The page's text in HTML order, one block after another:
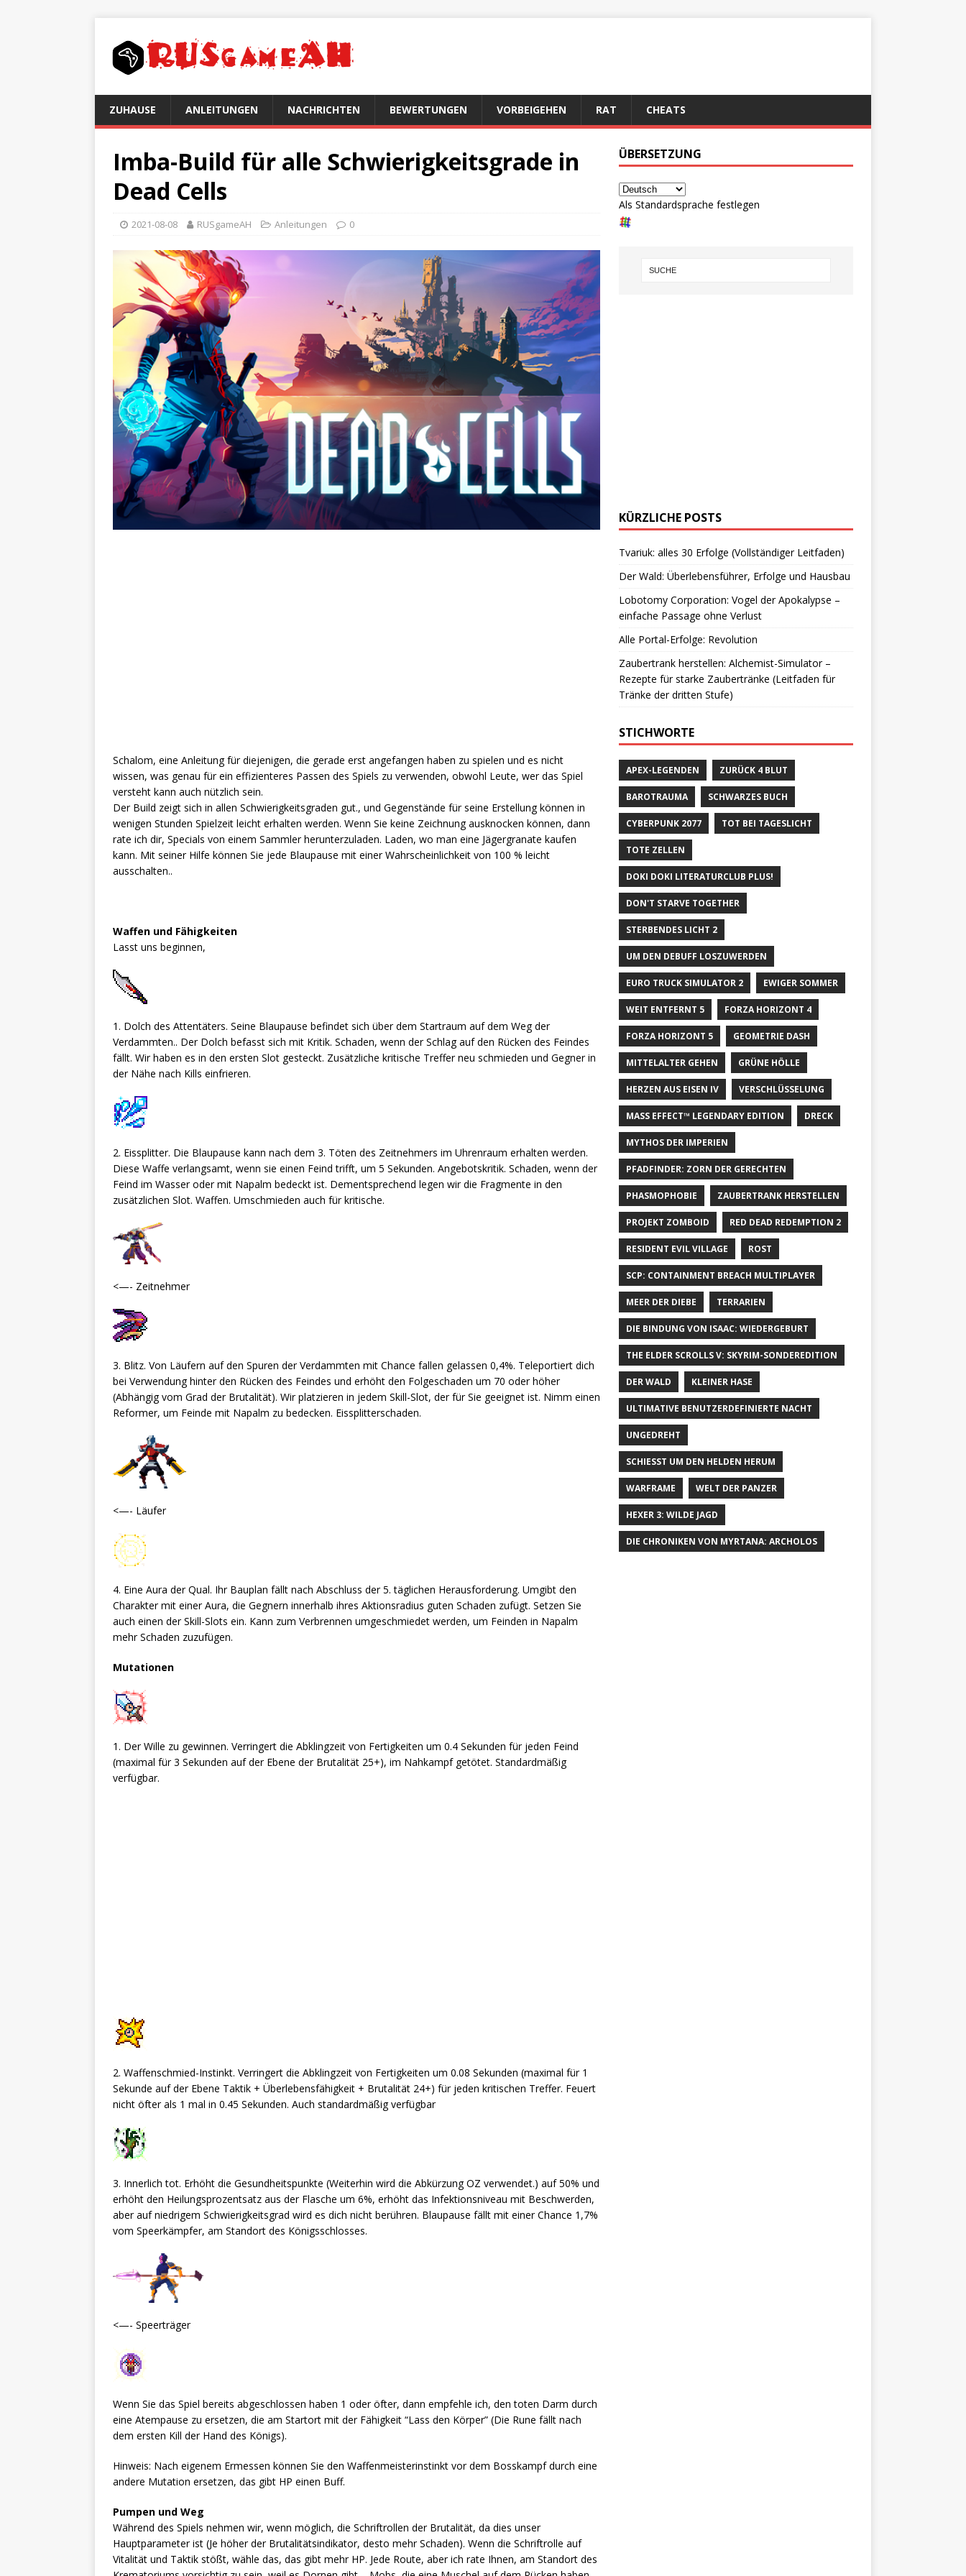
ZUHAUSE ANLEITUNGEN NACHRICHTEN BEWERTUNGEN VORBEIGEHEN RAT CHEATS
Imba-Build für alle Schwierigkeitsgrade in
Dead Cells
2021-08-08 RUSgameAH Anleitungen 0
Schalom, eine Anleitung für diejenigen, die gerade erst angefangen haben zu spielen und es nicht
wissen, was genau für ein effizienteres Passen des Spiels zu verwenden, obwohl Leute, wer das Spiel
versteht kann auch nützlich sein.
Der Build zeigt sich in allen Schwierigkeitsgraden gut., und Gegenstände für seine Erstellung können in
wenigen Stunden Spielzeit leicht erhalten werden. Wenn Sie keine Zeichnung ausknocken können, dann
rate ich dir, Specials von einem Sammler herunterzuladen. Laden, wo man eine Jägergranate kaufen
kann. Mit seiner Hilfe können Sie jede Blaupause mit einer Wahrscheinlichkeit von 100 % leicht
ausschalten..
Waffen und Fähigkeiten
Lasst uns beginnen,
1. Dolch des Attentäters. Seine Blaupause befindet sich über dem Startraum auf dem Weg der
Verdammten.. Der Dolch befasst sich mit Kritik. Schaden, wenn der Schlag auf den Rücken des Feindes
fällt. Wir haben es in den ersten Slot gesteckt. Zusätzliche kritische Treffer neu schmieden und Gegner in
der Nähe nach Kills einfrieren.
2. Eissplitter. Die Blaupause kann nach dem 3. Töten des Zeitnehmers im Uhrenraum erhalten werden.
Diese Waffe verlangsamt, wenn sie einen Feind trifft, um 5 Sekunden. Angebotskritik. Schaden, wenn der
Feind im Wasser oder mit Napalm bedeckt ist. Dementsprechend legen wir die Fragmente in den
zusätzlichen Slot. Waffen. Umschmieden auch für kritische.
<—- Zeitnehmer
3. Blitz. Von Läufern auf den Spuren der Verdammten mit Chance fallen gelassen 0,4%. Teleportiert dich
bei Verwendung hinter den Rücken des Feindes und erhöht den Folgeschaden um 70 oder höher
(Abhängig vom Grad der Brutalität). Wir platzieren in jedem Skill-Slot, der für Sie geeignet ist. Nimm einen
Reformer, um Feinde mit Napalm zu bedecken. Eissplitterschaden.
<—- Läufer
4. Eine Aura der Qual. Ihr Bauplan fällt nach Abschluss der 5. täglichen Herausforderung. Umgibt den
Charakter mit einer Aura, die Gegnern innerhalb ihres Aktionsradius guten Schaden zufügt. Setzen Sie
auch einen der Skill-Slots ein. Kann zum Verbrennen umgeschmiedet werden, um Feinden in Napalm
mehr Schaden zuzufügen.
Mutationen
1. Der Wille zu gewinnen. Verringert die Abklingzeit von Fertigkeiten um 0.4 Sekunden für jeden Feind
(maximal für 3 Sekunden auf der Ebene der Brutalität 25+), im Nahkampf getötet. Standardmäßig
verfügbar.
2. Waffenschmied-Instinkt. Verringert die Abklingzeit von Fertigkeiten um 0.08 Sekunden (maximal für 1
Sekunde auf der Ebene Taktik + Überlebensfähigkeit + Brutalität 24+) für jeden kritischen Treffer. Feuert
nicht öfter als 1 mal in 0.45 Sekunden. Auch standardmäßig verfügbar
3. Innerlich tot. Erhöht die Gesundheitspunkte (Weiterhin wird die Abkürzung OZ verwendet.) auf 50% und
erhöht den Heilungsprozentsatz aus der Flasche um 6%, erhöht das Infektionsniveau mit Beschwerden,
aber auf niedrigem Schwierigkeitsgrad wird es dich nicht berühren. Blaupause fällt mit einer Chance 1,7%
vom Speerkämpfer, am Standort des Königsschlosses.
<—- Speerträger
Wenn Sie das Spiel bereits abgeschlossen haben 1 oder öfter, dann empfehle ich, den toten Darm durch
eine Atempause zu ersetzen, die am Startort mit der Fähigkeit “Lass den Körper” (Die Rune fällt nach
dem ersten Kill der Hand des Königs).
Hinweis: Nach eigenem Ermessen können Sie den Waffenmeisterinstinkt vor dem Bosskampf durch eine
andere Mutation ersetzen, das gibt HP einen Buff.
Pumpen und Weg
Während des Spiels nehmen wir, wenn möglich, die Schriftrollen der Brutalität, da dies unser
Hauptparameter ist (Je höher der Brutalitätsindikator, desto mehr Schaden). Wenn die Schriftrolle auf
Vitalität und Taktik stößt, wähle das, das gibt mehr HP. Jede Route, aber ich rate Ihnen, am Standort des
ÜBERSETZUNG
Als Standardsprache festlegen
KÜRZLICHE POSTS
Tvariuk: alles 30 Erfolge (Vollständiger Leitfaden)
Der Wald: Überlebensführer, Erfolge und Hausbau
Lobotomy Corporation: Vogel der Apokalypse –
einfache Passage ohne Verlust
Alle Portal-Erfolge: Revolution
Zaubertrank herstellen: Alchemist-Simulator –
Rezepte für starke Zaubertränke (Leitfaden für
Tränke der dritten Stufe)
STICHWORTE
APEX-LEGENDEN ZURÜCK 4 BLUT
BAROTRAUMA SCHWARZES BUCH
CYBERPUNK 2077 TOT BEI TAGESLICHT
TOTE ZELLEN
DOKI DOKI LITERATURCLUB PLUS!
DON'T STARVE TOGETHER
STERBENDES LICHT 2
UM DEN DEBUFF LOSZUWERDEN
EURO TRUCK SIMULATOR 2 EWIGER SOMMER
WEIT ENTFERNT 5 FORZA HORIZONT 4
FORZA HORIZONT 5 GEOMETRIE DASH
MITTELALTER GEHEN GRÜNE HÖLLE
HERZEN AUS EISEN IV VERSCHLÜSSELUNG
MASS EFFECT™ LEGENDARY EDITION DRECK
MYTHOS DER IMPERIEN
PFADFINDER: ZORN DER GERECHTEN
PHASMOPHOBIE ZAUBERTRANK HERSTELLEN
PROJEKT ZOMBOID RED DEAD REDEMPTION 2
RESIDENT EVIL VILLAGE ROST
SCP: CONTAINMENT BREACH MULTIPLAYER
MEER DER DIEBE TERRARIEN
DIE BINDUNG VON ISAAC: WIEDERGEBURT
THE ELDER SCROLLS V: SKYRIM-SONDEREDITION
DER WALD KLEINER HASE
ULTIMATIVE BENUTZERDEFINIERTE NACHT
UNGEDREHT
SCHIESST UM DEN HELDEN HERUM
WARFRAME WELT DER PANZER
HEXER 3: WILDE JAGD
DIE CHRONIKEN VON MYRTANA: ARCHOLOS